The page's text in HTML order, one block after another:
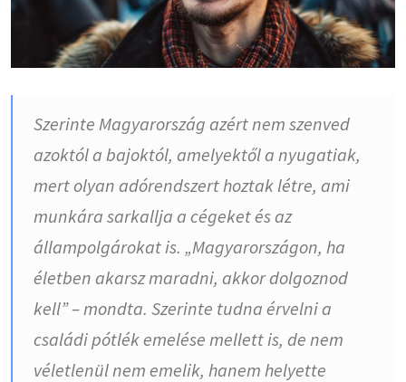
Szerinte Magyarország azért nem szenved
azoktól a bajoktól, amelyektől a nyugatiak,
mert olyan adórendszert hoztak létre, ami
munkára sarkallja a cégeket és az
állampolgárokat is. „Magyarországon, ha
életben akarsz maradni, akkor dolgoznod
kell” – mondta. Szerinte tudna érvelni a
családi pótlék emelése mellett is, de nem
véletlenül nem emelik, hanem helyette